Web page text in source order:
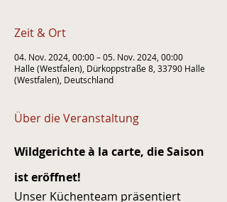
Zeit & Ort
04. Nov. 2024, 00:00 – 05. Nov. 2024, 00:00
Halle (Westfalen), Dürkoppstraße 8, 33790 Halle
(Westfalen), Deutschland
Über die Veranstaltung
Wildgerichte à la carte, die Saison
ist eröffnet!
Unser Küchenteam präsentiert